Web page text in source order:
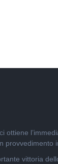
ottiene
provvedimento
vittoria